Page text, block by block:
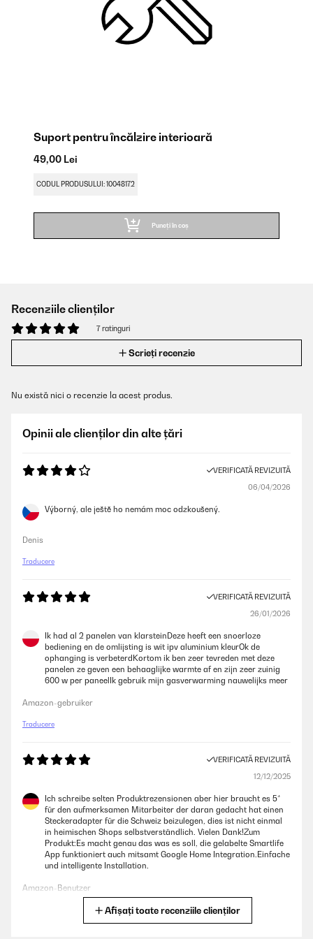
Suport pentru încălzire interioară
49,00 Lei
CODUL PRODUSULUI: 10048172
Puneți în coș
Recenziile clienților
7 ratinguri
Scrieți recenzie
Nu există nici o recenzie la acest produs.
Opinii ale clienților din alte țări
VERIFICATĂ REVIZUITĂ
06/04/2026
Výborný, ale ještě ho nemám moc odzkoušený.
Denis
Traducere
VERIFICATĂ REVIZUITĂ
26/01/2026
Ik had al 2 panelen van klarsteinDeze heeft een snoerloze
bediening en de omlijsting is wit ipv aluminium kleurOk de
ophanging is verbeterdKortom ik ben zeer tevreden met deze
panelen ze geven een behaaglijke warmte af en zijn zeer zuinig
600 w per paneelIk gebruik mijn gasverwarming nauwelijks meer
Amazon-gebruiker
Traducere
VERIFICATĂ REVIZUITĂ
12/12/2025
Ich schreibe selten Produktrezensionen aber hier braucht es 5*
für den aufmerksamen Mitarbeiter der daran gedacht hat einen
Steckeradapter für die Schweiz beizulegen, dies ist nicht einmal
in heimischen Shops selbstverständlich. Vielen Dank!Zum
Produkt:Es macht genau das was es soll, die gelabelte Smartlife
App funktioniert auch mitsamt Google Home Integration.Einfache
und intelligente Installation.
Amazon-Benutzer
Afișați toate recenziile clienților